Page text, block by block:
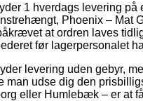
1 hverdags levering
Phoenix – Mat
at ordren laves
før lagerpersonalet
levering uden gebyr,
man udse dig den
eller Humlebæk – er at